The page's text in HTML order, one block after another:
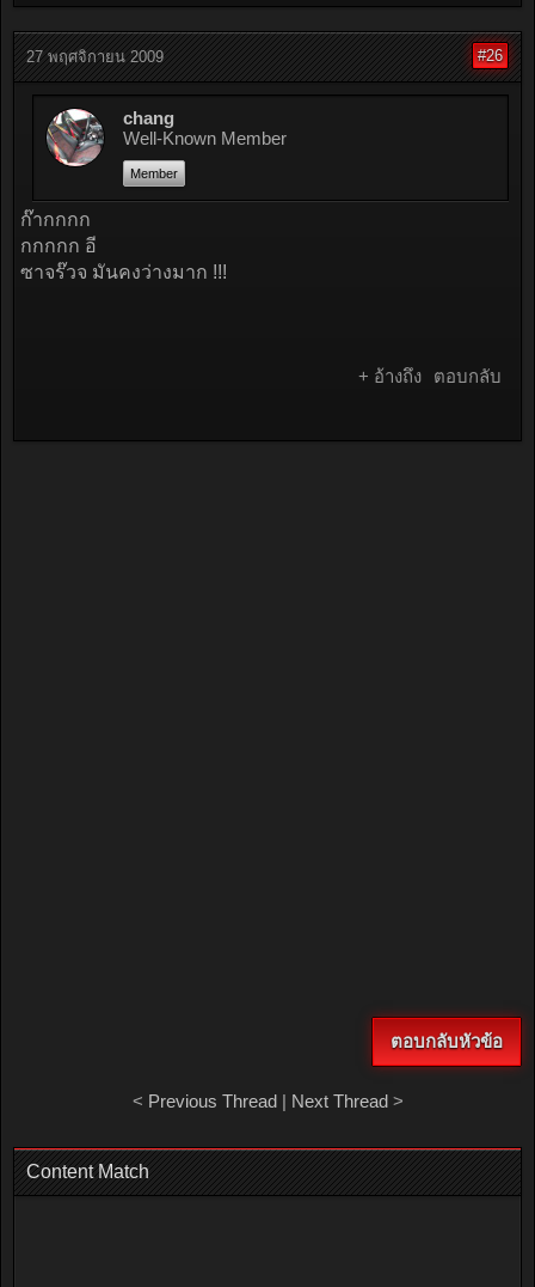
27 พฤศจิกายน 2009 #26
chang
Well-Known Member
Member
ก๊ากกกก
กกกกก อี
ซาจร๊วจ มันคงว่างมาก !!!
+ อ้างถึง ตอบกลับ
ตอบกลับหัวข้อ
< Previous Thread| Next Thread>
Content Match